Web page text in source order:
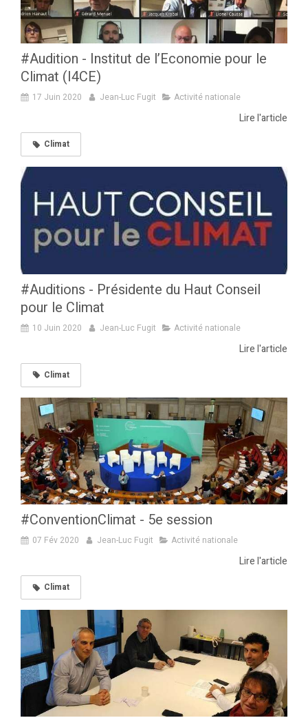
#Audition - Institut de l’Economie pour le
Climat (I4CE)
17 Juin 2020 Jean-Luc Fugit Activité nationale
Lire l'article
Climat
#Auditions - Présidente du Haut Conseil
pour le Climat
10 Juin 2020 Jean-Luc Fugit Activité nationale
Lire l'article
Climat
#ConventionClimat - 5e session
07 Fév 2020 Jean-Luc Fugit Activité nationale
Lire l'article
Climat